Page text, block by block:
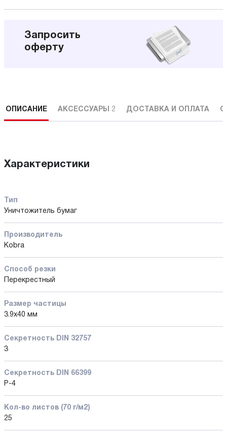
Запросить
оферту
ОПИСАНИЕ АКСЕССУАРЫ 2 ДОСТАВКА И ОПЛАТА
Характеристики
Тип
Уничтожитель бумаг
Производитель
Kobra
Способ резки
Перекрестный
Размер частицы
3.9х40 мм
Секретность DIN 32757
3
Секретность DIN 66399
P-4
Кол-во листов (70 г/м2)
25